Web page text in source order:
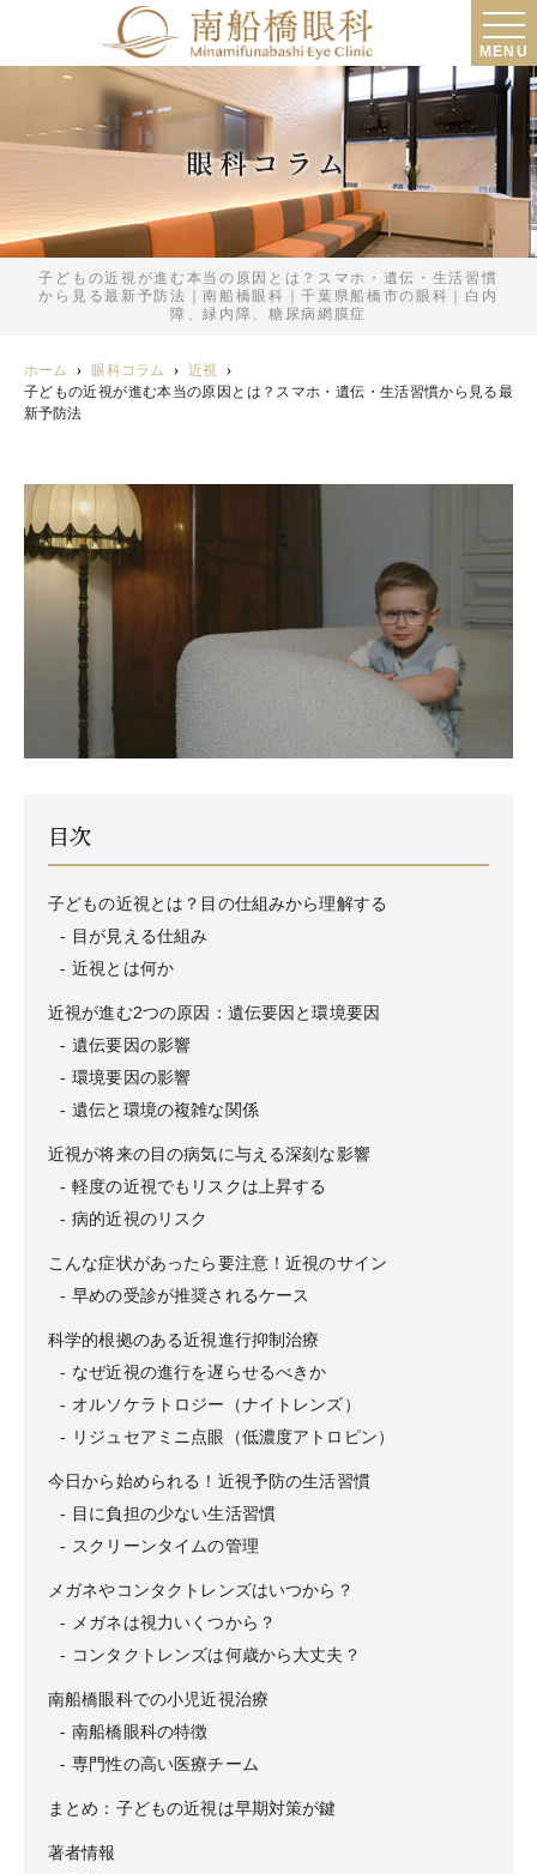
MENU
眼科コラム
子どもの近視が進む本当の原因とは？スマホ・遺伝・生活習慣
から見る最新予防法｜南船橋眼科｜千葉県船橋市の眼科｜白内
障、緑内障、糖尿病網膜症
ホーム 眼科コラム
近視
子どもの近視が進む本当の原因とは？スマホ・遺伝・生活習慣から見る最
新予防法
目次
子どもの近視とは？目の仕組みから理解する
目が見える仕組み
近視とは何か
近視が進む2つの原因：遺伝要因と環境要因
遺伝要因の影響
環境要因の影響
遺伝と環境の複雑な関係
近視が将来の目の病気に与える深刻な影響
軽度の近視でもリスクは上昇する
病的近視のリスク
こんな症状があったら要注意！近視のサイン
早めの受診が推奨されるケース
科学的根拠のある近視進行抑制治療
なぜ近視の進行を遅らせるべきか
オルソケラトロジー（ナイトレンズ）
リジュセアミニ点眼（低濃度アトロピン）
今日から始められる！近視予防の生活習慣
目に負担の少ない生活習慣
スクリーンタイムの管理
メガネやコンタクトレンズはいつから？
メガネは視力いくつから？
コンタクトレンズは何歳から大丈夫？
南船橋眼科での小児近視治療
南船橋眼科の特徴
専門性の高い医療チーム
まとめ：子どもの近視は早期対策が鍵
著者情報